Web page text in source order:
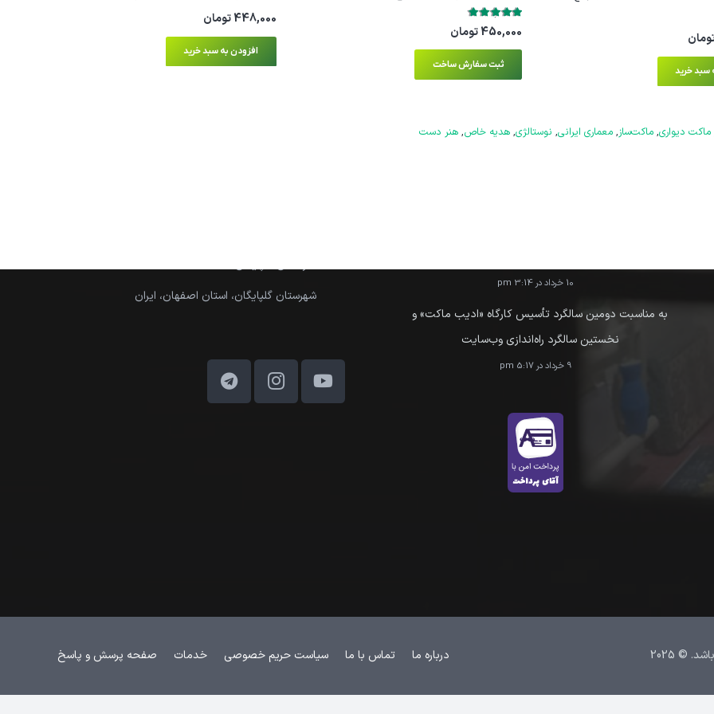
سبد خرید
5.00از 5
450,000تومان
ثبت سفارش ساخت
448,000تومان
افزودن به سبد خرید
ماکت دیواری, ماکت‌ساز, معماری ایرانی, نوستالژی, هدیه خاص, هنر دست
10 خرداد در 3:14 pm
به مناسبت دومین سالگرد تأسیس کارگاه «ادیب ماکت» و
نخستین سالگرد راه‌اندازی وب‌سایت
9 خرداد در 5:17 pm
شهرستان گلپایگان، استان اصفهان، ایران
© 2025 درباره ما تماس با ما سیاست حریم خصوصی خدمات صفحه پرسش و پاسخ